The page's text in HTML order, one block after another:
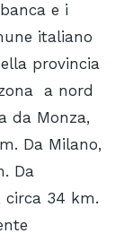
e i
italiano
provincia
a nord
da Monza,
Da Milano,
Da
circa 34 km.